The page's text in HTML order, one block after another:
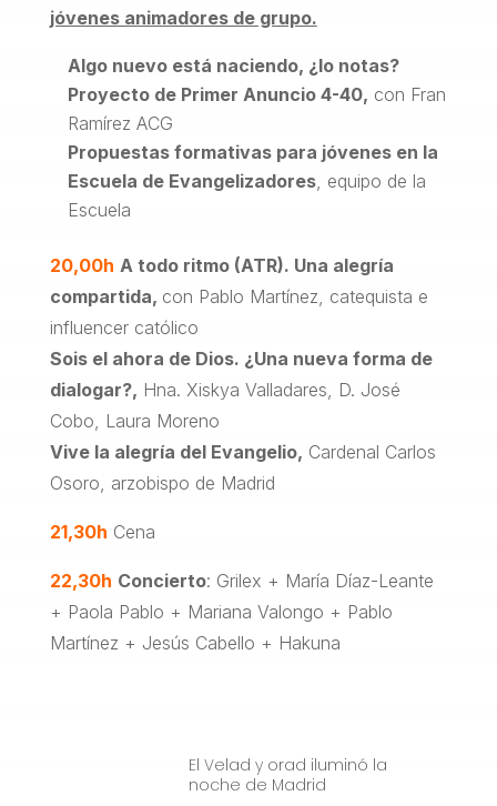
jóvenes animadores de grupo.
Algo nuevo está naciendo, ¿lo notas?
Proyecto de Primer Anuncio 4-40, con Fran
Ramírez ACG
Propuestas formativas para jóvenes en la
Escuela de Evangelizadores, equipo de la
Escuela
20,00h A todo ritmo (ATR). Una alegría
compartida, con Pablo Martínez, catequista e
influencer católico
Sois el ahora de Dios. ¿Una nueva forma de
dialogar?, Hna. Xiskya Valladares, D. José
Cobo, Laura Moreno
Vive la alegría del Evangelio, Cardenal Carlos
Osoro, arzobispo de Madrid
21,30h Cena
22,30h Concierto: Grilex + María Díaz-Leante
+ Paola Pablo + Mariana Valongo + Pablo
Martínez + Jesús Cabello + Hakuna
El Velad y orad iluminó la
noche de Madrid